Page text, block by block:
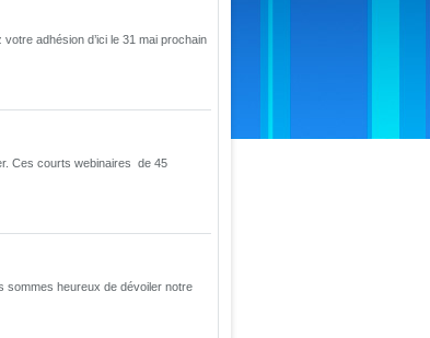
adhésion d’ici le 31 mai prochain
Ces courts webinaires de 45
sommes heureux de dévoiler notre